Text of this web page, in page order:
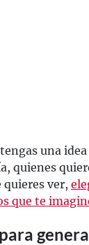
una
quienes
quieres ver,
que te